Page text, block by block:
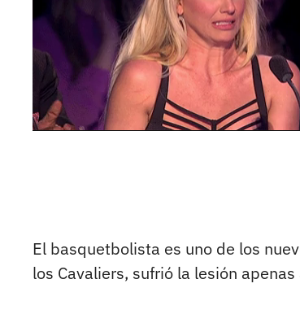
El basquetbolista es uno de los
los Cavaliers, sufrió la lesión